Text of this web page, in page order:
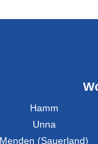
Hamm
Unna
Menden (Sauerland)